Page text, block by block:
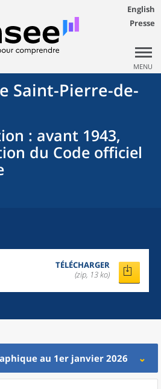
English
Presse
MENU
Saint-Pierre-de-
: avant 1943,
du Code officiel
TÉLÉCHARGER
(zip, 13 ko)
au 1er janvier 2026